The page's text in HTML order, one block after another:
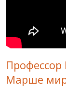
ПУБЛИЧНЫЕ ЛЮДИ
РОССИЙСКО-
WINTER ON FIRE:
ХРОНОЛОГИЯ
Марше